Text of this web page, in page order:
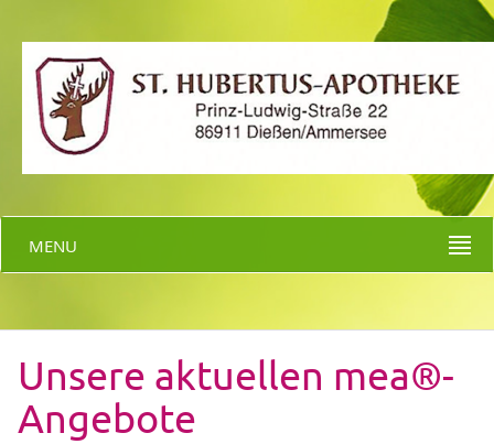
MENU
Unsere aktuellen mea®-
Angebote